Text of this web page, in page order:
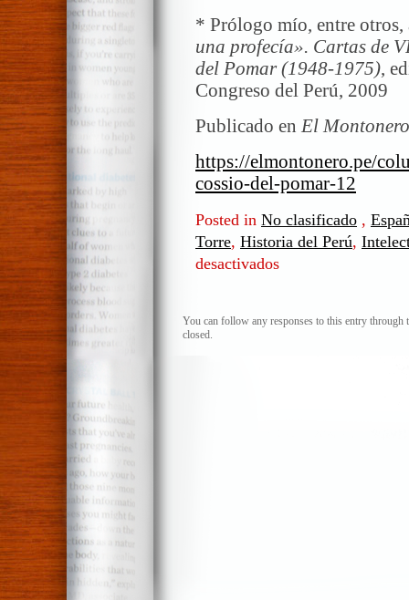
* Prólogo mío, entre
una profecía». Cartas de
del Pomar (1948-1975),
Congreso del Perú, 2009
Publicado en El
https://elmontonero.pe/
cossio-del-pomar-12
Posted in No clasificado ,
Torre, Historia del Perú,
desactivados
torno
You can follow any responses to this entry through
closed.